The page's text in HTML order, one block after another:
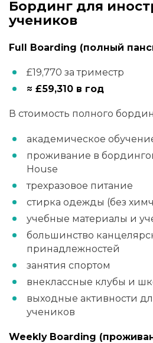
Бординг для
учеников
Full Boarding (полный
£19,770 за триместр
≈ £59,310 в год
В стоимость полного
академическое
проживание в
House
трехразовое питание
стирка одежды (без
учебные материалы и
большинство
принадлежностей
занятия спортом
внеклассные клубы и
выходные активности
учеников
Weekly Boarding